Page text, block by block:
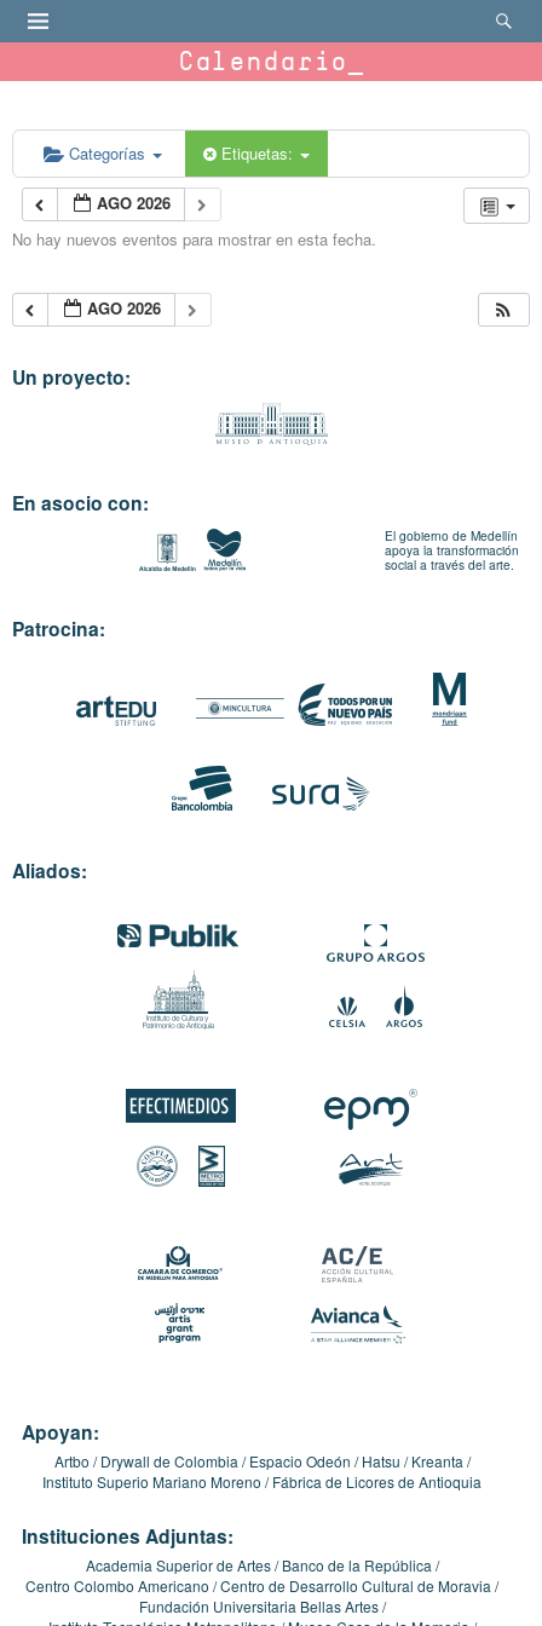
Calendario
Categorías Etiquetas:
AGO 2026
No hay nuevos eventos para mostrar en esta fecha.
AGO 2026
Un proyecto:
En asocio con:
El gobierno de Medellín
apoya la transformación
social a través del arte.
Patrocina:
Aliados:
Apoyan:
Artbo Drywall de Colombia Espacio Odeón Hatsu
Kreanta
Instituto Superio Mariano Moreno
Fábrica de Licores de Antioquia
Instituciones Adjuntas:
Academia Superior de Artes
Banco de la República
Centro Colombo Americano Centro de Desarrollo Cultural de Moravia
Fundación Universitaria Bellas Artes